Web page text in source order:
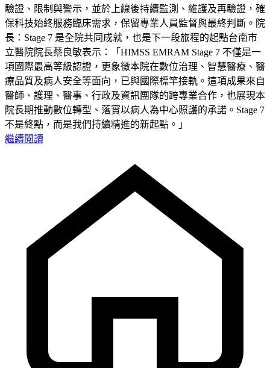
驗證、限制與警示，並於上線後持續監測、維護及再驗證，確
保科技始終服務臨床需求，保留專業人員監督與最終判斷。院
長：Stage 7 是全院共同成就，也是下一段旅程的起點台南市
立醫院院長蔡良敏表示：「HIMSS EMRAM Stage 7 不僅是一
項國際最高等級認證，更象徵本院在數位治理、智慧醫療、醫
療品質及病人安全等面向，已與國際標竿接軌。這項成果來自
醫師、護理、醫事、行政及資訊團隊的跨專業合作，也展現本
院長期推動數位轉型、落實以病人為中心照護的承諾。Stage 7
不是終點，而是我們持續精進的新起點。」
繼續閱讀